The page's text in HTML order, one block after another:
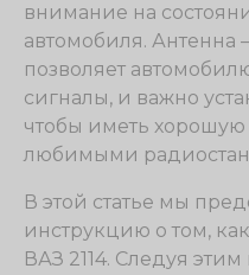
внимание на
автомобиля. Антенна
позволяет
сигналы, и важно
чтобы иметь хорошую
любимыми
В этой статье мы
инструкцию о том,
ВАЗ 2114. Следуя